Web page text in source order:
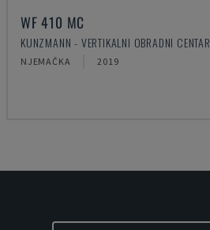
WF 410 MC
KUNZMANN - VERTIKALNI OBRADNI CENTAR
NJEMAČKA 2019